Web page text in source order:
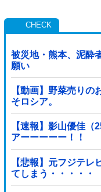
被災地・熊本、泥酔
願い
【動画】野菜売り
そロシア。
【速報】影山優佳
アーーーーー！！
【悲報】元フジテレ
てしまう・・・・・